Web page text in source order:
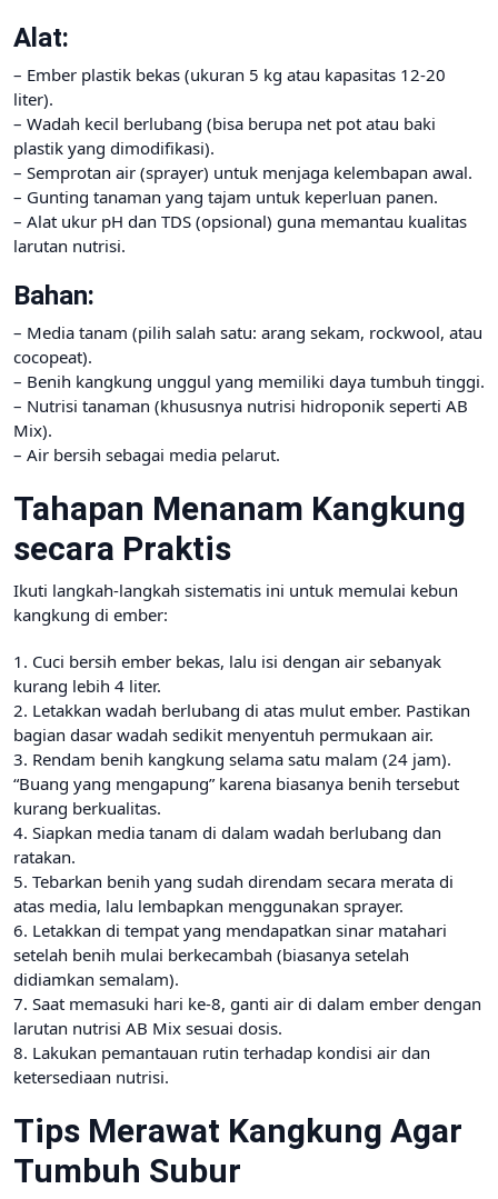
Alat:
– Ember plastik bekas (ukuran 5 kg atau kapasitas 12-20
liter).
– Wadah kecil berlubang (bisa berupa net pot atau baki
plastik yang dimodifikasi).
– Semprotan air (sprayer) untuk menjaga kelembapan awal.
– Gunting tanaman yang tajam untuk keperluan panen.
– Alat ukur pH dan TDS (opsional) guna memantau kualitas
larutan nutrisi.
Bahan:
– Media tanam (pilih salah satu: arang sekam, rockwool, atau
cocopeat).
– Benih kangkung unggul yang memiliki daya tumbuh tinggi.
– Nutrisi tanaman (khususnya nutrisi hidroponik seperti AB
Mix).
– Air bersih sebagai media pelarut.
Tahapan Menanam Kangkung
secara Praktis
Ikuti langkah-langkah sistematis ini untuk memulai kebun
kangkung di ember:
1. Cuci bersih ember bekas, lalu isi dengan air sebanyak
kurang lebih 4 liter.
2. Letakkan wadah berlubang di atas mulut ember. Pastikan
bagian dasar wadah sedikit menyentuh permukaan air.
3. Rendam benih kangkung selama satu malam (24 jam).
“Buang yang mengapung” karena biasanya benih tersebut
kurang berkualitas.
4. Siapkan media tanam di dalam wadah berlubang dan
ratakan.
5. Tebarkan benih yang sudah direndam secara merata di
atas media, lalu lembapkan menggunakan sprayer.
6. Letakkan di tempat yang mendapatkan sinar matahari
setelah benih mulai berkecambah (biasanya setelah
didiamkan semalam).
7. Saat memasuki hari ke-8, ganti air di dalam ember dengan
larutan nutrisi AB Mix sesuai dosis.
8. Lakukan pemantauan rutin terhadap kondisi air dan
ketersediaan nutrisi.
Tips Merawat Kangkung Agar
Tumbuh Subur